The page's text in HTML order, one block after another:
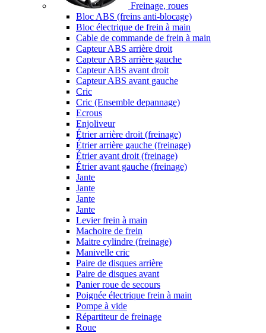
Freinage, roues
Bloc ABS (freins anti-blocage)
Bloc électrique de frein à main
Cable de commande de frein à main
Capteur ABS arrière droit
Capteur ABS arrière gauche
Capteur ABS avant droit
Capteur ABS avant gauche
Cric
Cric (Ensemble depannage)
Ecrous
Enjoliveur
Étrier arrière droit (freinage)
Étrier arrière gauche (freinage)
Étrier avant droit (freinage)
Étrier avant gauche (freinage)
Jante
Jante
Jante
Jante
Levier frein à main
Machoire de frein
Maitre cylindre (freinage)
Manivelle cric
Paire de disques arrière
Paire de disques avant
Panier roue de secours
Poignée électrique frein à main
Pompe à vide
Répartiteur de freinage
Roue